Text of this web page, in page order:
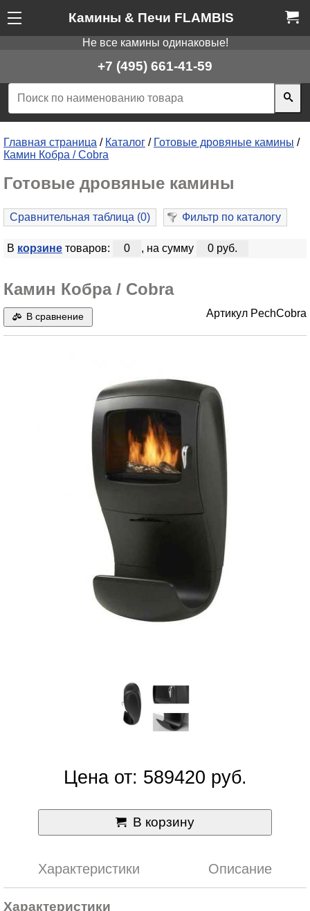
Камины & Печи FLAMBIS
Не все камины одинаковые!
+7 (495) 661-41-59
Главная страница / Каталог / Готовые дровяные камины /
Камин Кобра / Cobra
Готовые дровяные камины
Сравнительная таблица (0) Фильтр по каталогу
В корзинетоваров: 0 , на сумму 0 руб.
Камин Кобра / Cobra
В сравнение Артикул PechCobra
Цена от: 589420 руб.
В корзину
Характеристики Описание
Характеристики